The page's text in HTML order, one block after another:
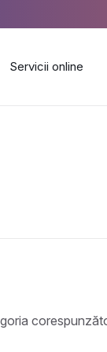
Servicii online